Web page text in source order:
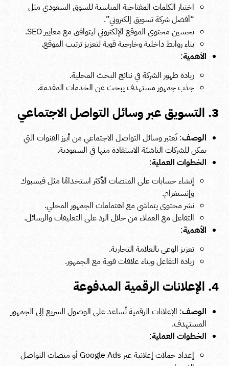
اختيار الكلمات المفتاحية المناسبة للسوق السعودي مثل
“أفضل شركة تسويق إلكتروني”.
تحسين محتوى الموقع الإلكتروني ليتوافق مع معايير SEO.
بناء روابط داخلية وخارجية قوية لتعزيز ترتيب الموقع.
الأهمية:
زيادة ظهور الشركة في نتائج البحث المحلية.
جذب جمهور مستهدف يبحث عن الخدمات المقدمة.
3. التسويق عبر وسائل التواصل الاجتماعي
الوصف: تُعتبر وسائل التواصل الاجتماعي من أبرز القنوات التي
يمكن للشركات الناشئة الاستفادة منها في السعودية.
الخطوات العملية:
إنشاء حسابات على المنصات الأكثر استخدامًا مثل فيسبوك
وإنستغرام.
نشر محتوى يتماشى مع اهتمامات الجمهور المحلي.
التفاعل مع العملاء من خلال الرد على التعليقات والرسائل.
الأهمية:
تعزيز الوعي بالعلامة التجارية.
زيادة التفاعل وبناء علاقات قوية مع الجمهور.
4. الإعلانات الرقمية المدفوعة
الوصف: الإعلانات الرقمية تُساعد على الوصول السريع إلى الجمهور
المستهدف.
الخطوات العملية:
إعداد حملات إعلانية عبر Google Ads أو منصات التواصل